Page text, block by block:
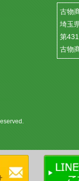
古物
埼玉
第
古物